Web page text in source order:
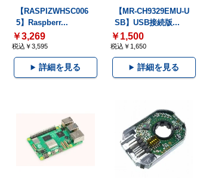
【RASPIZWHSC006
5】Raspberr...
￥3,269
税込￥3,595
詳細を見る
【MR-CH9329EMU-U
SB】USB接続版...
￥1,500
税込￥1,650
詳細を見る